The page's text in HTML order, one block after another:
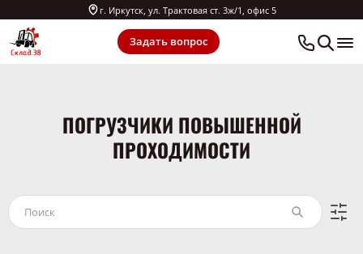
г. Иркутск, ул. Трактовая ст. 3ж/1, офис 5
Задать вопрос
ПОГРУЗЧИКИ ПОВЫШЕННОЙ
ПРОХОДИМОСТИ